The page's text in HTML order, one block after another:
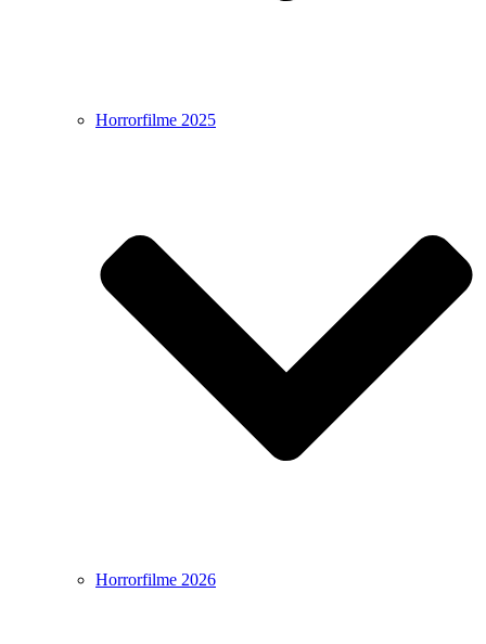
Horrorfilme 2025
Horrorfilme 2026